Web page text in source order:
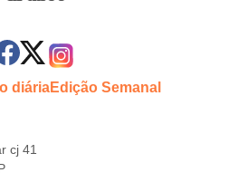
diáriaEdição Semanal
cj 41